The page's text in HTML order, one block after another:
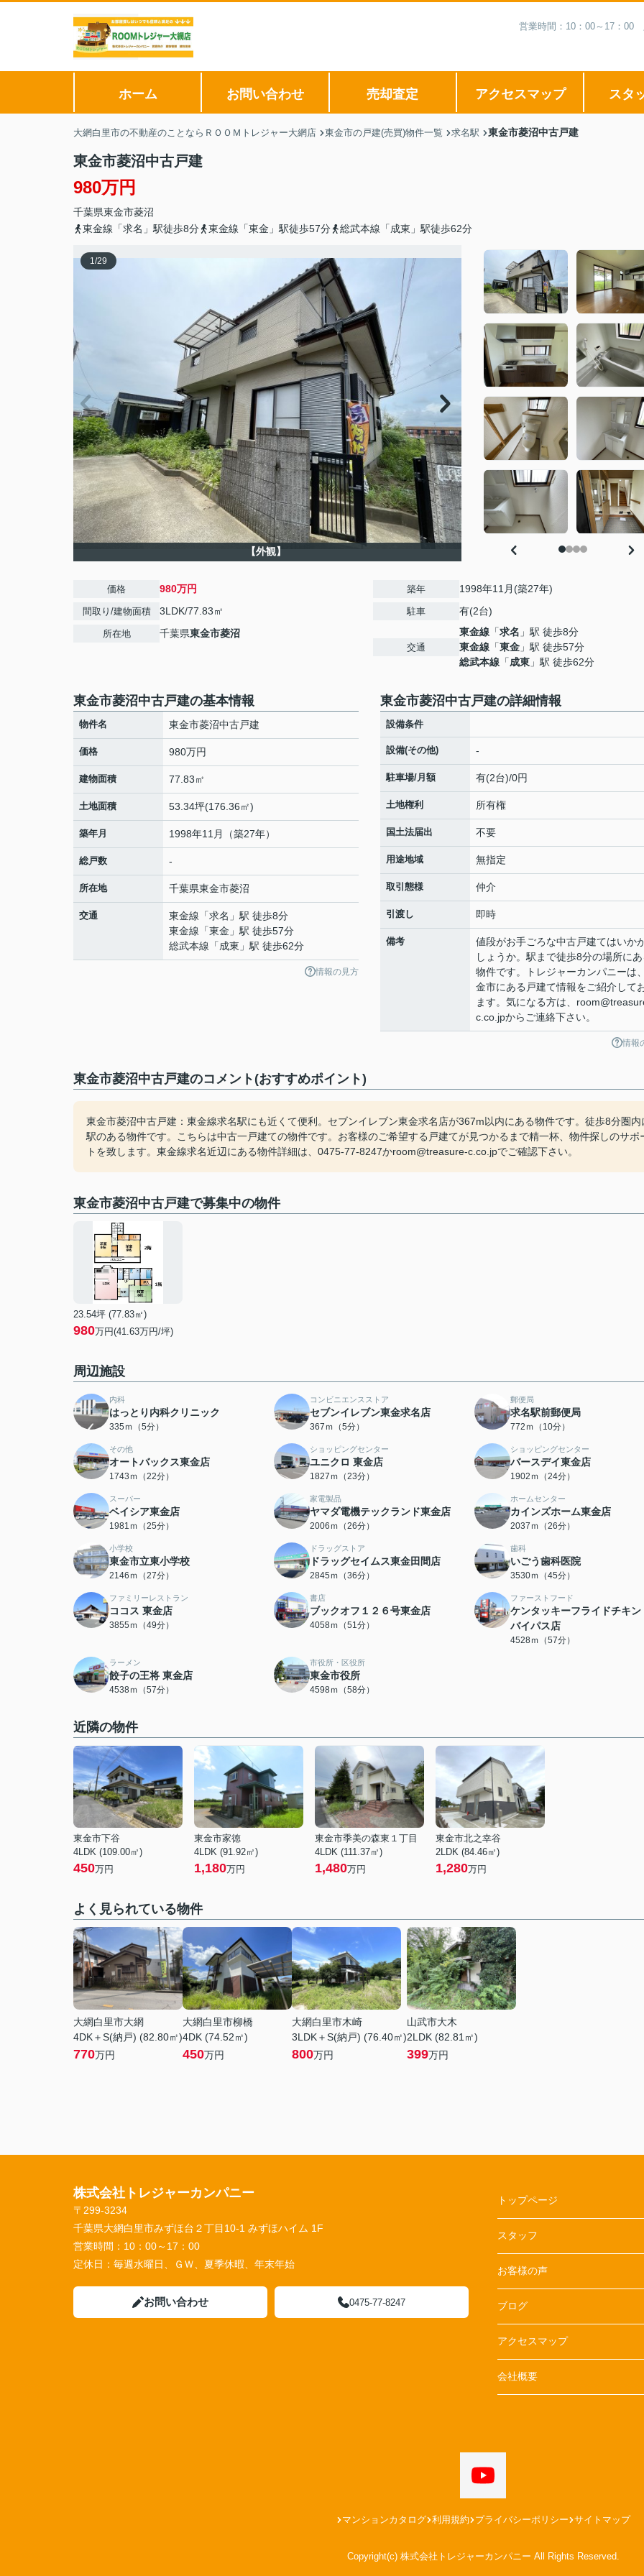
営業時間：10：00～17：00
ホーム お問い合わせ 売却査定 アクセスマップ スタ
大網白里市の不動産のことならＲＯＯＭトレジャー大網店 東金市の戸建(売買)物件一覧 求名駅 東金市菱沼中古戸建
東金市菱沼中古戸建
980万円
千葉県東金市菱沼
東金線「求名」駅徒歩8分
東金線「東金」駅徒歩57分 総武本線「成東」駅徒歩62分
1/29
【外観】
価格 980万円
間取り/建物面積 3LDK/77.83㎡
所在地 千葉県東金市菱沼
築年 1998年11月(築27年)
駐車 有(2台)
交通
東金線 「求名 」駅 徒歩8分
東金線 「東金 」駅 徒歩57分
総武本線 「成東 」駅 徒歩62分
東金市菱沼中古戸建の基本情報
物件名 東金市菱沼中古戸建
価格 980万円
建物面積 77.83㎡
土地面積 53.34坪(176.36㎡)
築年月 1998年11月（築27年）
総戸数 -
所在地 千葉県東金市菱沼
交通 東金線 「求名 」駅 徒歩8分
東金線 「東金 」駅 徒歩57分
総武本線 「成東 」駅 徒歩62分
情報の見方
東金市菱沼中古戸建の詳細情報
設備条件
設備(その他) -
駐車場/月額 有(2台)/0円
土地権利 所有権
国土法届出 不要
用途地域 無指定
取引態様 仲介
引渡し 即時
備考
値段がお手ごろな中古戸建てはいか
しょうか。駅まで徒歩8分の場所に
物件です。トレジャーカンパニーは
金市にある戸建て情報をご紹介して
ます。気になる方は、
c.co.jpからご連絡下さい。
情報
東金市菱沼中古戸建のコメント(おすすめポイント)
東金市菱沼中古戸建：東金線求名駅にも近くて便利。セブンイレブン東金求名店が367m以内にある物件です。徒歩8分圏内
駅のある物件です。こちらは中古一戸建ての物件です。お客様のご希望する戸建てが見つかるまで精一杯、物件探しのサポ
トを致します。東金線求名近辺にある物件詳細は、0475-77-8247かroom@treasure-c.co.jpでご確認下さい。
東金市菱沼中古戸建で募集中の物件
23.54坪 (77.83㎡)
980万円(41.63万円/坪)
周辺施設
内科
はっとり内科クリニック
335ｍ（5分）
コンビニエンスストア
セブンイレブン東金求名店
367ｍ（5分）
郵便局
求名駅前郵便局
772ｍ（10分）
その他
オートバックス東金店
1743ｍ（22分）
ショッピングセンター
ユニクロ 東金店
1827ｍ（23分）
ショッピングセンター
バースデイ東金店
1902ｍ（24分）
スーパー
ベイシア東金店
1981ｍ（25分）
家電製品
ヤマダ電機テックランド東金店
2006ｍ（26分）
ホームセンター
カインズホーム東金店
2037ｍ（26分）
小学校
東金市立東小学校
2146ｍ（27分）
ドラッグストア
ドラッグセイムス東金田間店
2845ｍ（36分）
歯科
いごう歯科医院
3530ｍ（45分）
ファミリーレストラン
ココス 東金店
3855ｍ（49分）
書店
ブックオフ１２６号東金店
4058ｍ（51分）
ファーストフード
ケンタッキーフライドチキン
バイパス店
4528ｍ（57分）
ラーメン
餃子の王将 東金店
4538ｍ（57分）
市役所・区役所
東金市役所
4598ｍ（58分）
近隣の物件
東金市下谷
4LDK (109.00㎡)
450万円
東金市家徳
4LDK (91.92㎡)
1,180万円
東金市季美の森東１丁目
4LDK (111.37㎡)
1,480万円
東金市北之幸谷
2LDK (84.46㎡)
1,280万円
よく見られている物件
大網白里市大網
4DK＋S(納戸) (82.80㎡)
770万円
大網白里市柳橋
4DK (74.52㎡)
450万円
大網白里市木崎
3LDK＋S(納戸) (76.40㎡)
800万円
山武市大木
2LDK (82.81㎡)
399万円
株式会社トレジャーカンパニー
〒299-3234
千葉県大網白里市みずほ台２丁目10-1 みずほハイム 1F
営業時間： 10：00～17：00
定休日： 毎週水曜日、ＧＷ、夏季休暇、年末年始
お問い合わせ 0475-77-8247
トップページ
スタッフ
お客様の声
ブログ
アクセスマップ
会社概要
マンションカタログ 利用規約 プライバシーポリシー サイトマップ
Copyright(c) 株式会社トレジャーカンパニー All Rights Reserved.